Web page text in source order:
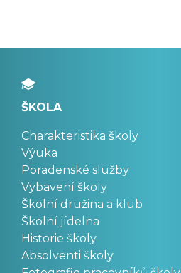
ŠKOLA
Charakteristika školy
Výuka
Poradenské služby
Vybavení školy
Školní družina a klub
Školní jídelna
Historie školy
Absolventi školy